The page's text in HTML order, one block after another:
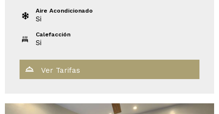
Aire Acondicionado
Si
Calefacción
Si
Ver Tarifas